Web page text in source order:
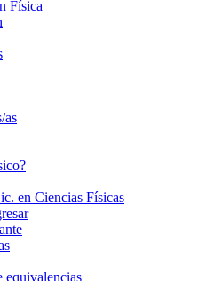
Física
as
en Ciencias Físicas
equivalencias